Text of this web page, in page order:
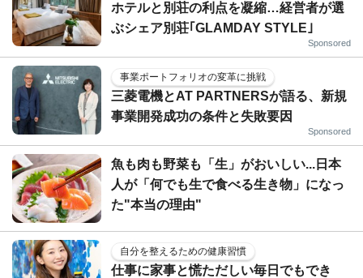
ホテルと別荘の利点を凝縮…経営者が選
ぶシェア別荘｢GLAMDAY STYLE｣
Sponsored
事業ポートフォリオの変革に挑戦
三菱電機とAT PARTNERSが語る、新規
事業開発成功の条件と失敗要因
Sponsored
魚も肉も野菜も「生」がおいしい...日本
人が「何でも生で食べる生き物」になっ
た"本当の理由"
自分を整えるための健康習慣
仕事に家事と慌ただしい毎日でもでき